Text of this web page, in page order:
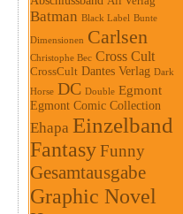
Batman Black Label Bunte
Dimensionen Carlsen
Christophe Bec Cross Cult
CrossCult Dantes Verlag Dark
Horse DC Double Egmont
Egmont Comic Collection
Ehapa Einzelband
FantasyFunny
Gesamtausgabe
Graphic Novel